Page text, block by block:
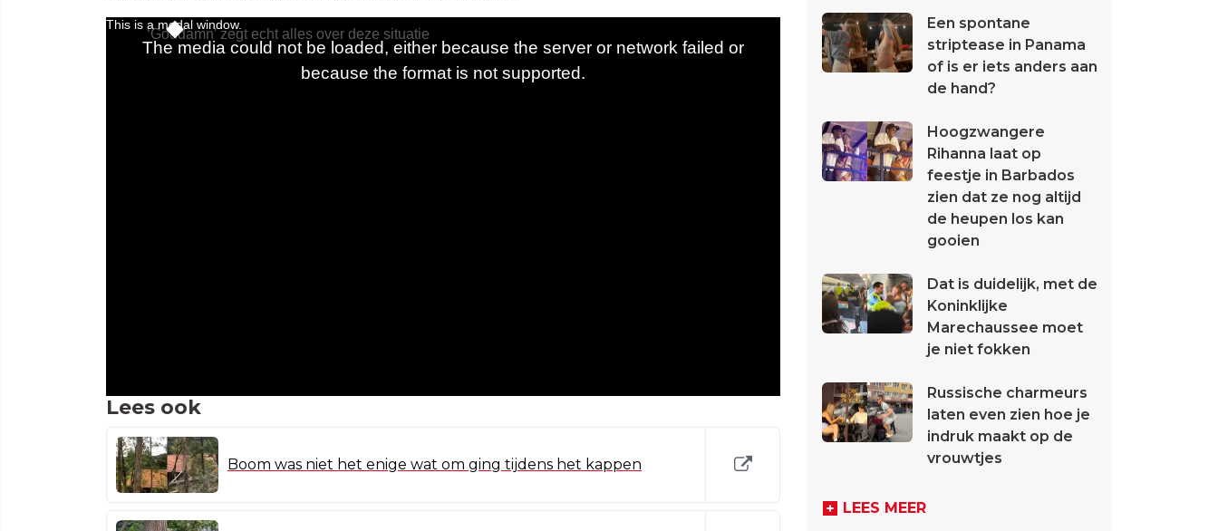
Lees ook
Boom was niet het enige wat om ging tijdens het kappen
Een spontane
striptease in Panama
of is er iets anders aan
de hand?
Hoogzwangere
Rihanna laat op
feestje in Barbados
zien dat ze nog altijd
de heupen los kan
gooien
Dat is duidelijk, met de
Koninklijke
Marechaussee moet
je niet fokken
Russische charmeurs
laten even zien hoe je
indruk maakt op de
vrouwtjes
LEES MEER